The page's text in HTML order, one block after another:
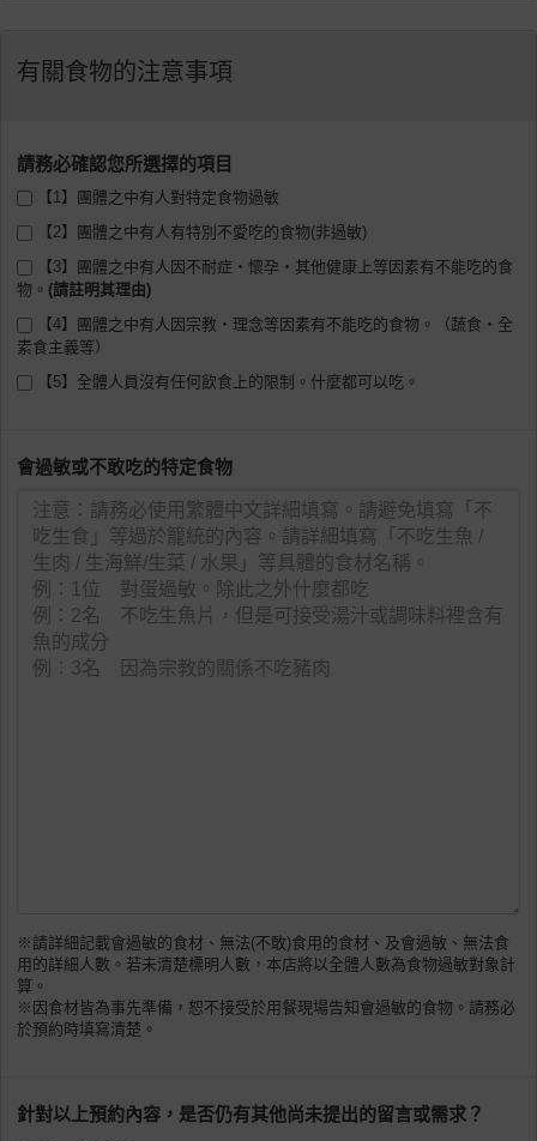
有關食物的注意事項
請務必確認您所選擇的項目
【1】團體之中有人對特定食物過敏
【2】團體之中有人有特別不愛吃的食物(非過敏)
【3】團體之中有人因不耐症・懷孕・其他健康上等因素有不能吃的食
物。
【4】團體之中有人因宗教・理念等因素有不能吃的食物。（蔬食・全
素食主義等）
【5】全體人員沒有任何飲食上的限制。什麼都可以吃。
會過敏或不敢吃的特定食物
※請詳細記載會過敏的食材、無法(不敢)食用的食材、及會過敏、無法食
用的詳細人數。若未清楚標明人數，本店將以全體人數為食物過敏對象計
算。
※因食材皆為事先準備，恕不接受於用餐現場告知會過敏的食物。請務必
於預約時填寫清楚。
針對以上預約內容，是否仍有其他尚未提出的留言或需求？